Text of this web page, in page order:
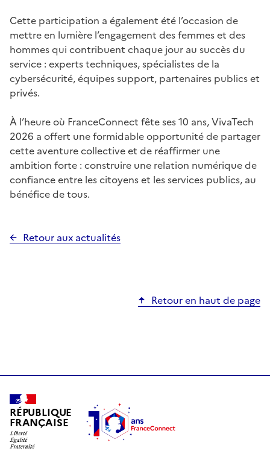
Cette participation a également été l’occasion de
mettre en lumière l’engagement des femmes et des
hommes qui contribuent chaque jour au succès du
service : experts techniques, spécialistes de la
cybersécurité, équipes support, partenaires publics et
privés.
À l’heure où FranceConnect fête ses 10 ans, VivaTech
2026 a offert une formidable opportunité de partager
cette aventure collective et de réaffirmer une
ambition forte : construire une relation numérique de
confiance entre les citoyens et les services publics, au
bénéfice de tous.
Retour aux actualités
Retour en haut de page
RÉPUBLIQUE
FRANÇAISE